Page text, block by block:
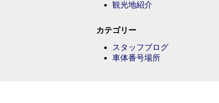
観光地紹介
カテゴリー
スタッフブログ
車体番号場所